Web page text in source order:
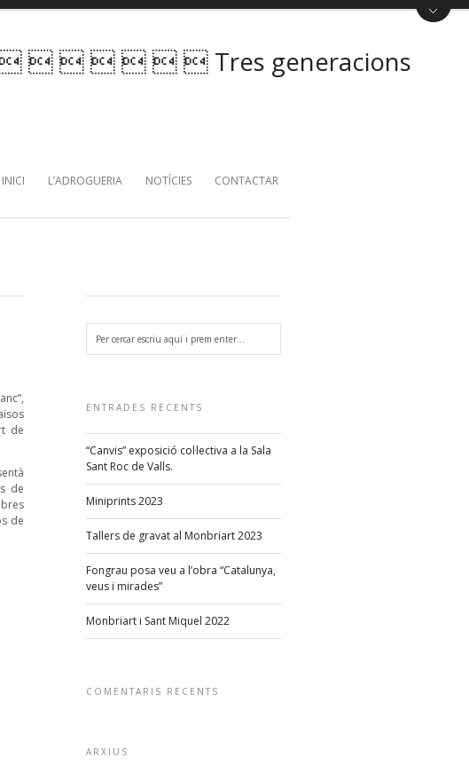
    Tres generacions
INICI L’ADROGUERIA NOTÍCIES CONTACTAR
de
de
de
ENTRADES RECENTS
“Canvis” exposició col·lectiva a la Sala
Sant Roc de Valls.
Miniprints 2023
Tallers de gravat al Monbriart 2023
Fongrau posa veu a l’obra “Catalunya,
veus i mirades”
Monbriart i Sant Miquel 2022
COMENTARIS RECENTS
ARXIUS